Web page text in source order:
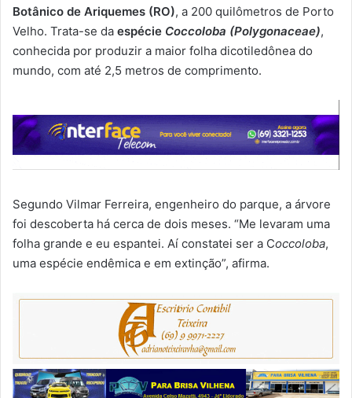
Botânico de Ariquemes (RO), a 200 quilômetros de Porto
Velho. Trata-se da espécie Coccoloba (Polygonaceae),
conhecida por produzir a maior folha dicotiledônea do
mundo, com até 2,5 metros de comprimento.
Segundo Vilmar Ferreira, engenheiro do parque, a árvore
foi descoberta há cerca de dois meses. “Me levaram uma
folha grande e eu espantei. Aí constatei ser a Coccoloba,
uma espécie endêmica e em extinção”, afirma.